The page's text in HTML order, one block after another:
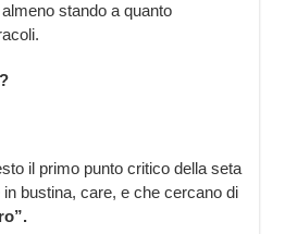
stando a quanto
il primo punto critico della seta
bustina, care, e che cercano di